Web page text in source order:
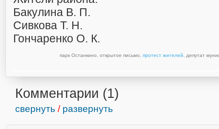
Бакулина В. П.
Сивкова Т. Н.
Гончаренко О. К.
парк Останкино открытое письмо протест жителей депутат
Комментарии (1)
свернуть / развернуть